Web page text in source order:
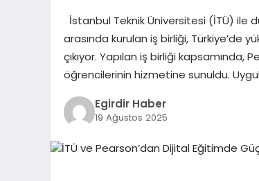
İstanbul Teknik Üniversitesi (İTÜ) ile
arasında kurulan iş birliği, Türkiye’de
çıkıyor. Yapılan iş birliği kapsamında,
öğrencilerinin hizmetine sunuldu.
Egirdir Haber
19 Ağustos 2025